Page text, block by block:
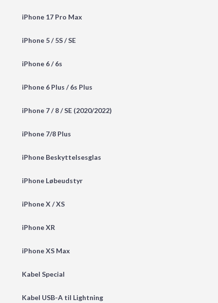
iPhone 17 Pro Max
iPhone 5 / 5S / SE
iPhone 6 / 6s
iPhone 6 Plus / 6s Plus
iPhone 7 / 8 / SE (2020/2022)
iPhone 7/8 Plus
iPhone Beskyttelsesglas
iPhone Løbeudstyr
iPhone X / XS
iPhone XR
iPhone XS Max
Kabel Special
Kabel USB-A til Lightning